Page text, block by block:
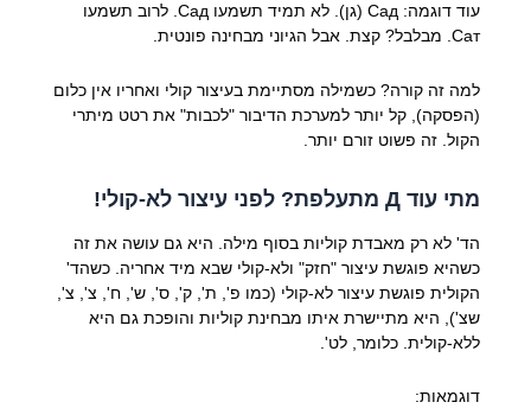
עוד דוגמה: Сад (גן). לא תמיד תשמעו Сад. לרוב תשמעו
Сат. מבלבל? קצת. אבל הגיוני מבחינה פונטית.
למה זה קורה? כשמילה מסתיימת בעיצור קולי ואחריו אין כלום
(הפסקה), קל יותר למערכת הדיבור "לכבות" את רטט מיתרי
הקול. זה פשוט זורם יותר.
מתי עוד Д מתעלפת? לפני עיצור לא-קולי!
הד' לא רק מאבדת קוליות בסוף מילה. היא גם עושה את זה
כשהיא פוגשת עיצור "חזק" ולא-קולי שבא מיד אחריה. כשהד'
הקולית פוגשת עיצור לא-קולי (כמו פ', ת', ק', ס', ש', ח', צ', צ',
שצ'), היא מתיישרת איתו מבחינת קוליות והופכת גם היא
ללא-קולית. כלומר, לט'.
דוגמאות: